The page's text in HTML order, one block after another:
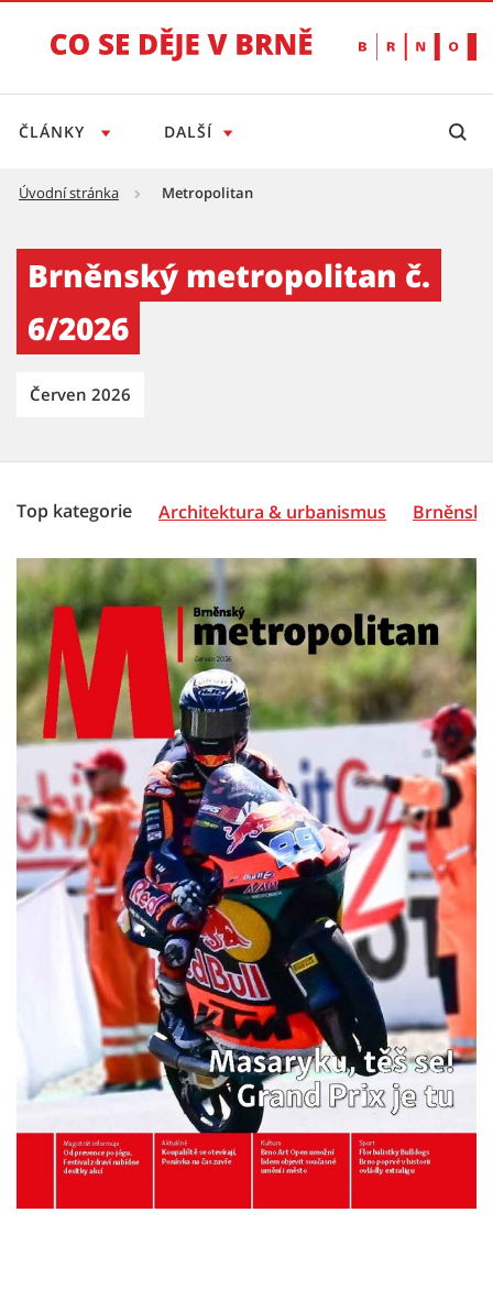
ČLÁNKY DALŠÍ
Úvodní stránka Metropolitan
Brněnský metropolitan č.
6/2026
Červen 2026
Top kategorie Architektura & urbanismus